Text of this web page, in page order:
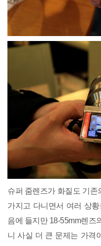
슈퍼 줌렌즈가 화질도 기
가지고 다니면서 여러 상
음에 들지만 18-55mm렌즈
니 사실 더 큰 문제는 가격